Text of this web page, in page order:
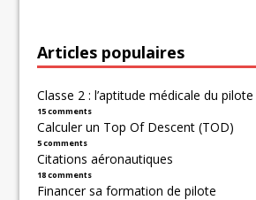
Articles populaires
Classe 2 : l’aptitude médicale du
15 comments
Calculer un Top Of Descent (TOD)
5 comments
Citations aéronautiques
18 comments
Financer sa formation de pilote